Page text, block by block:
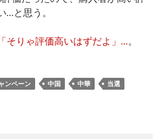
…と思う。
「そりゃ評価高いはずだよ」…。
ンペーン 中国 中華
当選